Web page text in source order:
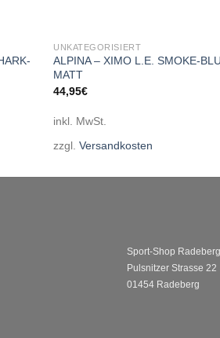
UNKATEGORISIERT
ALPINA – XIMO L.E. SMOKE-
MATT
44,95€
inkl. MwSt.
zzgl.Versandkosten
Sport-Shop Radeberg
Pulsnitzer Strasse 22
01454 Radeberg